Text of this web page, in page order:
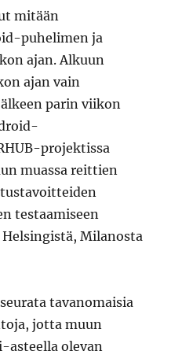
mitään
puhelimen ja
ajan. Alkuun
ajan vain
parin viikon
projektissa
muassa reittien
testaamiseen
Milanosta
tavanomaisia
jotta muun
asteella olevan